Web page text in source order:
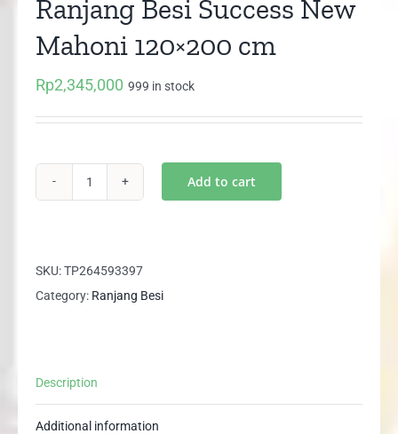
Ranjang Besi Success New
Mahoni 120×200 cm
Rp2,345,000 999 in stock
New
Mahoni
Add to cart
SKU:TP264593397
Category: Ranjang Besi
Description
Additional information